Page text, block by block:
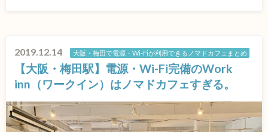
2019.12.14 大阪・梅田で電源・Wi-Fiが利用できるノマドカフェまとめ
【大阪・梅田駅】電源・Wi-Fi完備のWork
inn（ワークイン）はノマドカフェすぎる。